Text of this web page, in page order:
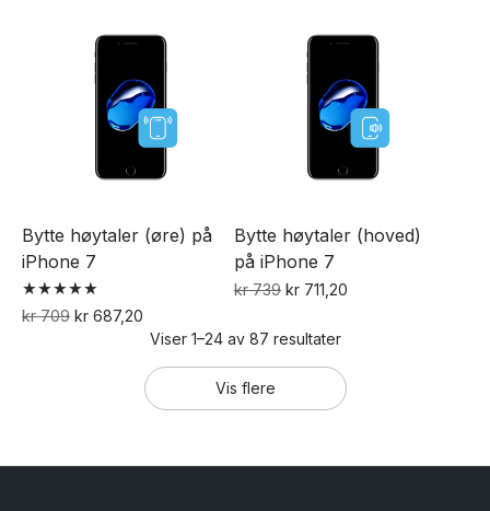
var:
kr 1.009.
er:
kr 927,20.
var:
kr 1.239.
er:
kr 1.111,20.
Bytte høytaler (øre) på
iPhone 7
Vurdert
5.00
kr709 Opprinnelig
kr 687,20
pris
er:
kr 687,20.
Bytte høytaler (hoved)
på iPhone 7
kr739 Opprinnelig
var:
kr 739.
kr 711,20
Viser 1–24 av 87 resultater
Vis flere